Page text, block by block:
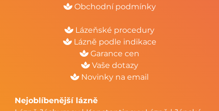
Obchodní podmínky
Lázeňské procedury
Lázně podle indikace
Garance cen
Vaše dotazy
Novinky na email
Nejoblíbenější lázně